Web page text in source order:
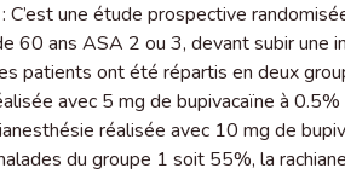
une étude prospective
60 ans ASA 2 ou 3, devant subir une
patients ont été répartis en deux
avec 5 mg de bupivacaïne à
réalisée avec 10 mg de
du groupe 1 soit 55%, la